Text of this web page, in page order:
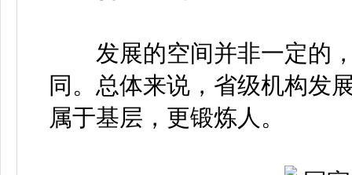
发展的空间并非一定的，
同。总体来说，省级机构发
属于基层，更锻炼人。